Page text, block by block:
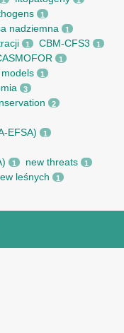
1
nadziemna 1
1 CBM-CFS3 1
1
1
3
2
EFSA) 1
1 new threats 1
leśnych 1